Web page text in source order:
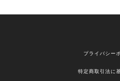
欲しかったものが買えて嬉しい
の商品のお手伝いができ
安心してお任せいただけ
プライバシー
特定商取引法に